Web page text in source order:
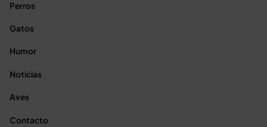
Perros
Gatos
Humor
Noticias
Aves
Contacto